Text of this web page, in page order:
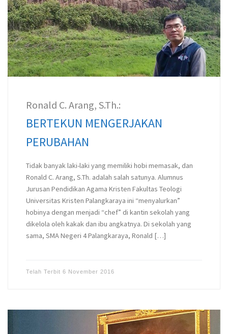
Ronald C. Arang, S.Th.:
BERTEKUN MENGERJAKAN
PERUBAHAN
Tidak banyak laki-laki yang memiliki hobi memasak, dan
Ronald C. Arang, S.Th. adalah salah satunya. Alumnus
Jurusan Pendidikan Agama Kristen Fakultas Teologi
Universitas Kristen Palangkaraya ini “menyalurkan”
hobinya dengan menjadi “chef” di kantin sekolah yang
dikelola oleh kakak dan ibu angkatnya. Di sekolah yang
sama, SMA Negeri 4 Palangkaraya, Ronald […]
Telah Terbit 6 November 2016